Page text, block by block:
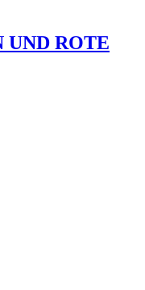
UND ROTE